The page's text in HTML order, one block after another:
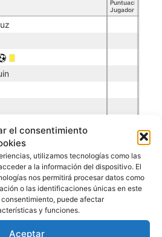
el consentimiento
utilizamos tecnologías como las
a la información del dispositivo. El
nos permitirá procesar datos como
o las identificaciones únicas en este
puede afectar
y funciones.
Aceptar
Puntuación
Jugador
QUINDIO FC